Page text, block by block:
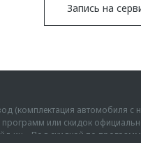
Запись на
(комплектация автомобиля с
программ или скидок
ин». Под скидкой по